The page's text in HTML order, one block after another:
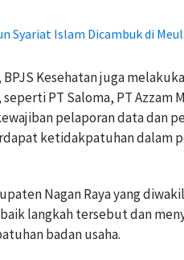
Syariat Islam Dicambuk di
Kesehatan juga
PT Saloma, PT
pelaporan data dan
ketidakpatuhan dalam
Nagan Raya yang
langkah tersebut dan
badan usaha.